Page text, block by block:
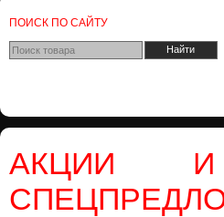
ПОИСК ПО САЙТУ
АКЦИИ И